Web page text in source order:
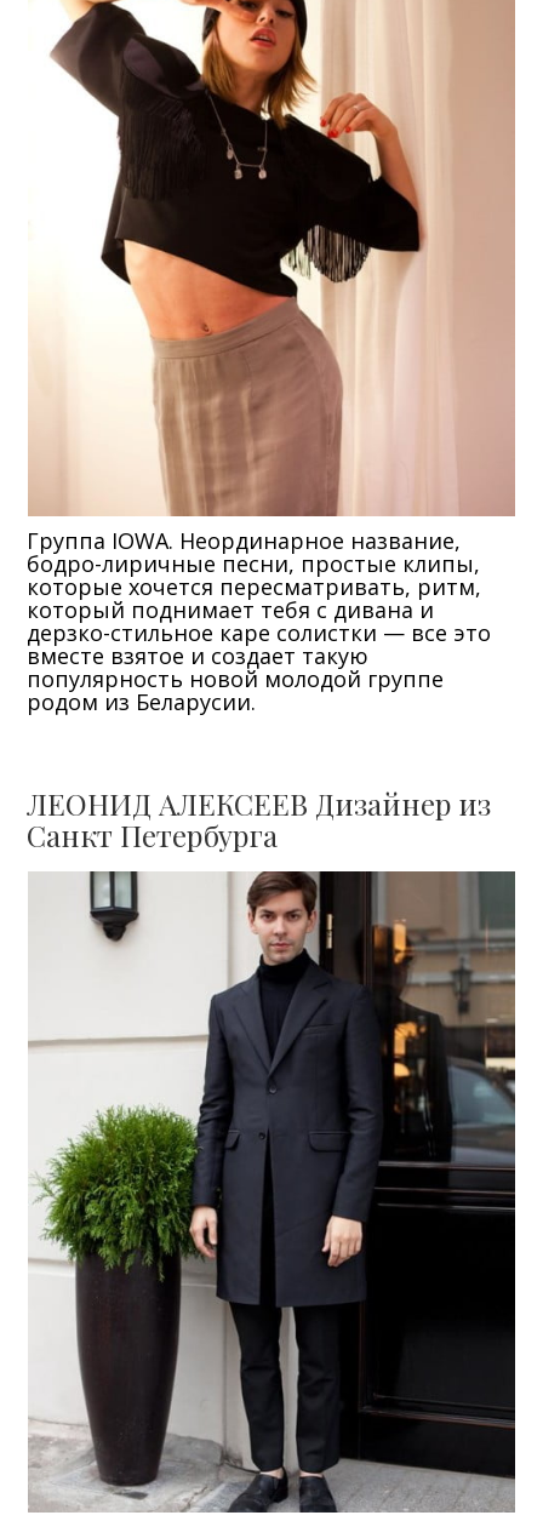
Группа IOWA. Неординарное название,
бодро-лиричные песни, простые клипы,
которые хочется пересматривать, ритм,
который поднимает тебя с дивана и
дерзко-стильное каре солистки — все это
вместе взятое и создает такую
популярность новой молодой группе
родом из Беларусии.
ЛЕОНИД АЛЕКСЕЕВ Дизайнер из
Санкт Петербурга